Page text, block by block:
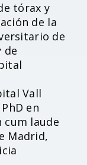
tórax y
de la
de
de
Vall
en
cum laude
Madrid,